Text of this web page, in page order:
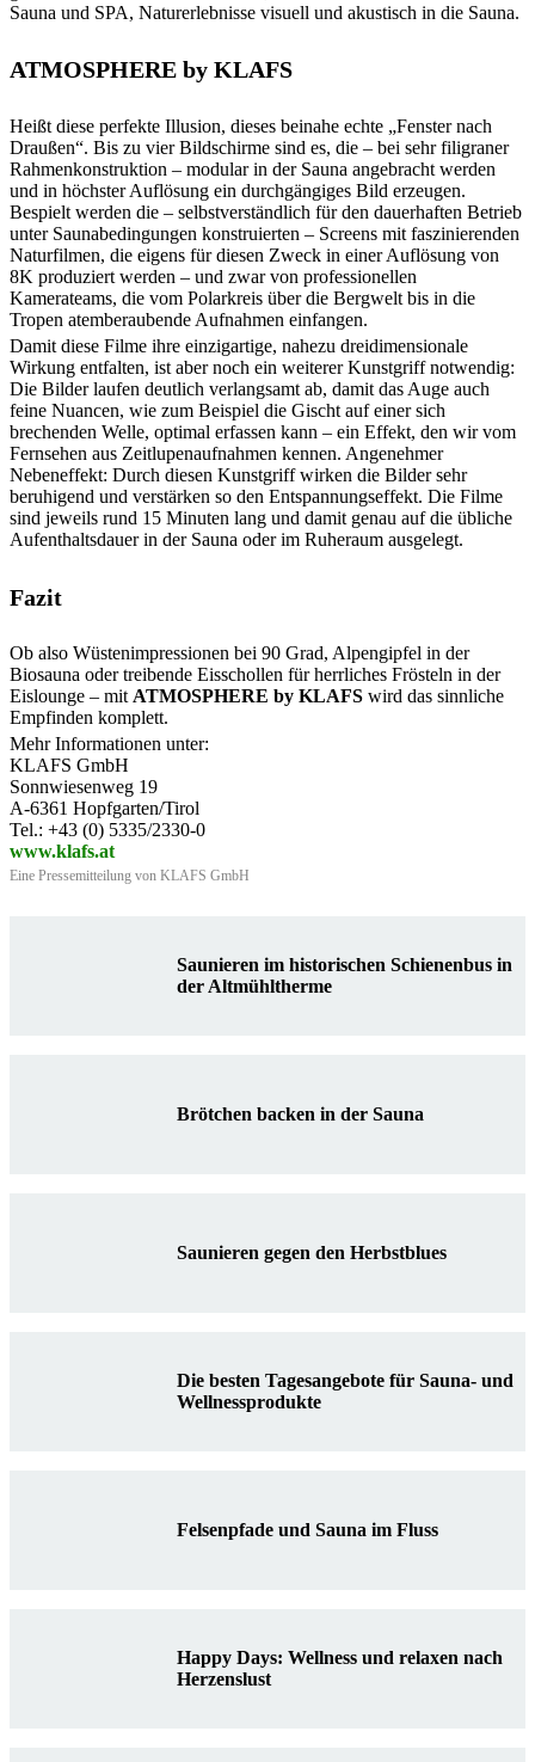
Sauna und SPA, Naturerlebnisse visuell und akustisch in die Sauna.
ATMOSPHERE by KLAFS
Heißt diese perfekte Illusion, dieses beinahe echte „Fenster nach
Draußen“. Bis zu vier Bildschirme sind es, die – bei sehr filigraner
Rahmenkonstruktion – modular in der Sauna angebracht werden
und in höchster Auflösung ein durchgängiges Bild erzeugen.
Bespielt werden die – selbstverständlich für den dauerhaften Betrieb
unter Saunabedingungen konstruierten – Screens mit faszinierenden
Naturfilmen, die eigens für diesen Zweck in einer Auflösung von
8K produziert werden – und zwar von professionellen
Kamerateams, die vom Polarkreis über die Bergwelt bis in die
Tropen atemberaubende Aufnahmen einfangen.
Damit diese Filme ihre einzigartige, nahezu dreidimensionale
Wirkung entfalten, ist aber noch ein weiterer Kunstgriff notwendig:
Die Bilder laufen deutlich verlangsamt ab, damit das Auge auch
feine Nuancen, wie zum Beispiel die Gischt auf einer sich
brechenden Welle, optimal erfassen kann – ein Effekt, den wir vom
Fernsehen aus Zeitlupenaufnahmen kennen. Angenehmer
Nebeneffekt: Durch diesen Kunstgriff wirken die Bilder sehr
beruhigend und verstärken so den Entspannungseffekt. Die Filme
sind jeweils rund 15 Minuten lang und damit genau auf die übliche
Aufenthaltsdauer in der Sauna oder im Ruheraum ausgelegt.
Fazit
Ob also Wüstenimpressionen bei 90 Grad, Alpengipfel in der
Biosauna oder treibende Eisschollen für herrliches Frösteln in der
Eislounge – mit ATMOSPHERE by KLAFS wird das sinnliche
Empfinden komplett.
Mehr Informationen unter:
KLAFS GmbH
Sonnwiesenweg 19
A-6361 Hopfgarten/Tirol
Tel.: +43 (0) 5335/2330-0
www.klafs.at
Eine Pressemitteilung von KLAFS GmbH
Saunieren im historischen Schienenbus in
der Altmühltherme
Brötchen backen in der Sauna
Saunieren gegen den Herbstblues
Die besten Tagesangebote für Sauna- und
Wellnessprodukte
Felsenpfade und Sauna im Fluss
Happy Days: Wellness und relaxen nach
Herzenslust